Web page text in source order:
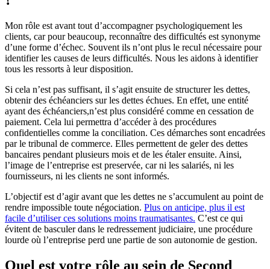
Mon rôle est avant tout d’accompagner psychologiquement les
clients, car pour beaucoup, reconnaître des difficultés est synonyme
d’une forme d’échec. Souvent ils n’ont plus le recul nécessaire pour
identifier les causes de leurs difficultés. Nous les aidons à identifier
tous les ressorts à leur disposition.
Si cela n’est pas suffisant, il s’agit ensuite de structurer les dettes,
obtenir des échéanciers sur les dettes échues. En effet, une entité
ayant des échéanciers,n’est plus considéré comme en cessation de
paiement. Cela lui permettra d’accéder à des procédures
confidentielles comme la conciliation. Ces démarches sont encadrées
par le tribunal de commerce. Elles permettent de geler des dettes
bancaires pendant plusieurs mois et de les étaler ensuite. Ainsi,
l’image de l’entreprise est preservée, car ni les salariés, ni les
fournisseurs, ni les clients ne sont informés.
L’objectif est d’agir avant que les dettes ne s’accumulent au point de
rendre impossible toute négociation. Plus on anticipe, plus il est
facile d’utiliser ces solutions moins traumatisantes. C’est ce qui
évitent de basculer dans le redressement judiciaire, une procédure
lourde où l’entreprise perd une partie de son autonomie de gestion.
Quel est votre rôle au sein de Second